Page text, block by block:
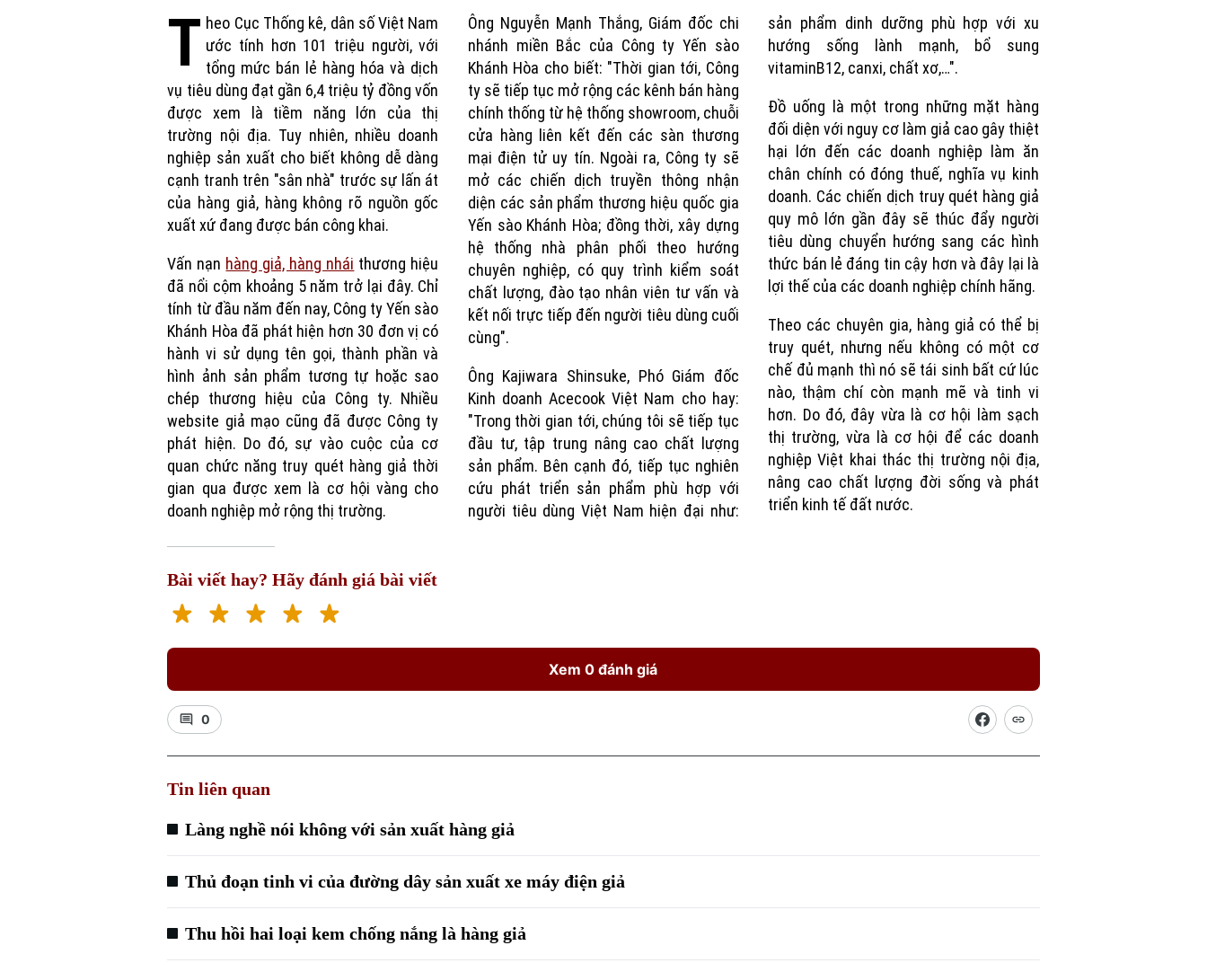
Time
T heo Cục Thống kê, dân số Việt Nam
ước tính hơn 101 triệu người, với
tổng mức bán lẻ hàng hóa và dịch
vụ tiêu dùng đạt gần 6,4 triệu tỷ đồng vốn
được xem là tiềm năng lớn của thị
trường nội địa. Tuy nhiên, nhiều doanh
nghiệp sản xuất cho biết không dễ dàng
cạnh tranh trên "sân nhà" trước sự lấn át
của hàng giả, hàng không rõ nguồn gốc
xuất xứ đang được bán công khai.
Vấn nạn hàng giả, hàng nhái thương hiệu
đã nổi cộm khoảng 5 năm trở lại đây. Chỉ
tính từ đầu năm đến nay, Công ty Yến sào
Khánh Hòa đã phát hiện hơn 30 đơn vị có
hành vi sử dụng tên gọi, thành phần và
hình ảnh sản phẩm tương tự hoặc sao
chép thương hiệu của Công ty. Nhiều
website giả mạo cũng đã được Công ty
phát hiện. Do đó, sự vào cuộc của cơ
quan chức năng truy quét hàng giả thời
gian qua được xem là cơ hội vàng cho
doanh nghiệp mở rộng thị trường.
Ông Nguyễn Mạnh Thắng, Giám đốc chi
nhánh miền Bắc của Công ty Yến sào
Khánh Hòa cho biết: "Thời gian tới, Công
ty sẽ tiếp tục mở rộng các kênh bán hàng
chính thống từ hệ thống showroom, chuỗi
cửa hàng liên kết đến các sàn thương
mại điện tử uy tín. Ngoài ra, Công ty sẽ
mở các chiến dịch truyền thông nhận
diện các sản phẩm thương hiệu quốc gia
Yến sào Khánh Hòa; đồng thời, xây dựng
hệ thống nhà phân phối theo hướng
chuyên nghiệp, có quy trình kiểm soát
chất lượng, đào tạo nhân viên tư vấn và
kết nối trực tiếp đến người tiêu dùng cuối
cùng".
Ông Kajiwara Shinsuke, Phó Giám đốc
Kinh doanh Acecook Việt Nam cho hay:
"Trong thời gian tới, chúng tôi sẽ tiếp tục
đầu tư, tập trung nâng cao chất lượng
sản phẩm. Bên cạnh đó, tiếp tục nghiên
cứu phát triển sản phẩm phù hợp với
người tiêu dùng Việt Nam hiện đại như:
sản phẩm dinh dưỡng phù hợp với xu
hướng sống lành mạnh, bổ sung
vitaminB12, canxi, chất xơ,…".
Đồ uống là một trong những mặt hàng
đối diện với nguy cơ làm giả cao gây thiệt
hại lớn đến các doanh nghiệp làm ăn
chân chính có đóng thuế, nghĩa vụ kinh
doanh. Các chiến dịch truy quét hàng giả
quy mô lớn gần đây sẽ thúc đẩy người
tiêu dùng chuyển hướng sang các hình
thức bán lẻ đáng tin cậy hơn và đây lại là
lợi thế của các doanh nghiệp chính hãng.
Theo các chuyên gia, hàng giả có thể bị
truy quét, nhưng nếu không có một cơ
chế đủ mạnh thì nó sẽ tái sinh bất cứ lúc
nào, thậm chí còn mạnh mẽ và tinh vi
hơn. Do đó, đây vừa là cơ hội làm sạch
thị trường, vừa là cơ hội để các doanh
nghiệp Việt khai thác thị trường nội địa,
nâng cao chất lượng đời sống và phát
triển kinh tế đất nước.
Bài viết hay? Hãy đánh giá bài viết
Xem 0 đánh giá
0
Tin liên quan
Làng nghề nói không với sản xuất hàng giả
Thủ đoạn tinh vi của đường dây sản xuất xe máy điện giả
Thu hồi hai loại kem chống nắng là hàng giả